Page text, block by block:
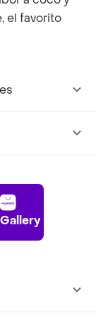
el favorito